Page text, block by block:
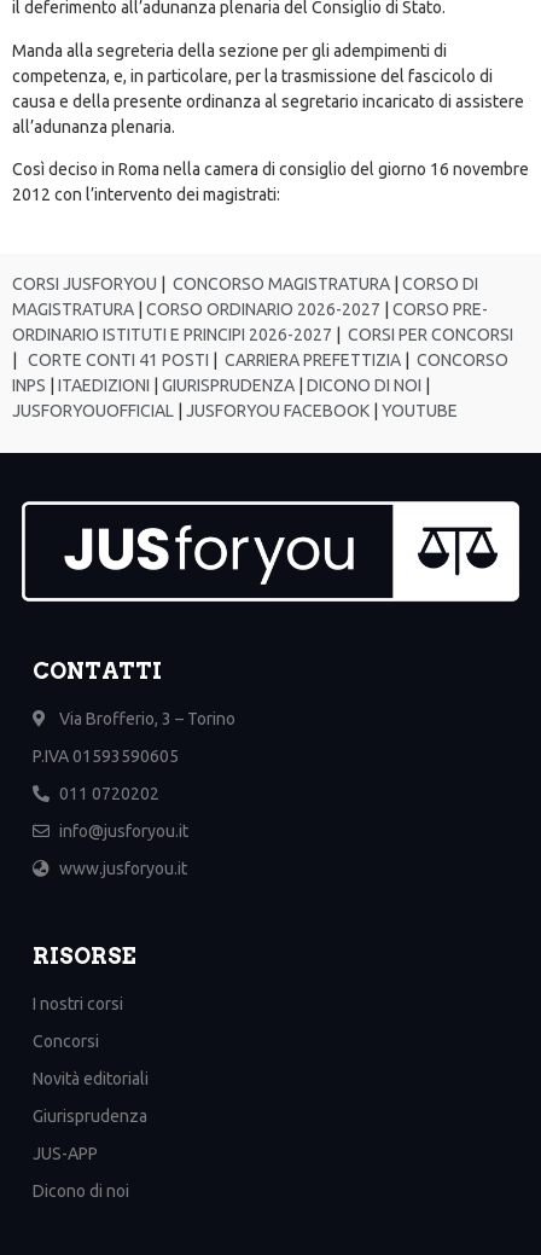
il deferimento all’adunanza plenaria del Consiglio di Stato.
Manda alla segreteria della sezione per gli adempimenti di
competenza, e, in particolare, per la trasmissione del fascicolo di
causa e della presente ordinanza al segretario incaricato di assistere
all’adunanza plenaria.
Così deciso in Roma nella camera di consiglio del giorno 16 novembre
2012 con l’intervento dei magistrati:
CORSI JUSFORYOU | CONCORSO MAGISTRATURA | CORSO DI
MAGISTRATURA | CORSO ORDINARIO 2026-2027 | CORSO PRE-
ORDINARIO ISTITUTI E PRINCIPI 2026-2027 | CORSI PER CONCORSI
|
CORTE CONTI 41 POSTI | CARRIERA PREFETTIZIA | CONCORSO
INPS | ITAEDIZIONI | GIURISPRUDENZA | DICONO DI NOI |
JUSFORYOUOFFICIAL | JUSFORYOU FACEBOOK | YOUTUBE
CONTATTI
Via Brofferio, 3 – Torino
P.IVA 01593590605
011 0720202
info@jusforyou.it
www.jusforyou.it
RISORSE
I nostri corsi
Concorsi
Novità editoriali
Giurisprudenza
JUS-APP
Dicono di noi